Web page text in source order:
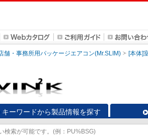
舗・事務所用パッケージエアコン(Mr.SLIM) [本体]
キーワードから製品情報を探す